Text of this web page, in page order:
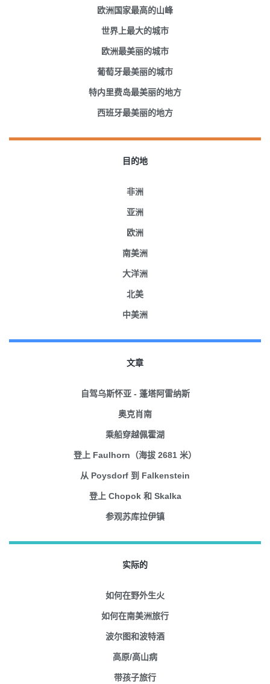
欧洲国家最高的山峰
世界上最大的城市
欧洲最美丽的城市
葡萄牙最美丽的城市
特内里费岛最美丽的地方
西班牙最美丽的地方
目的地
非洲
亚洲
欧洲
南美洲
大洋洲
北美
中美洲
文章
自驾乌斯怀亚 - 蓬塔阿雷纳斯
奥克肖南
乘船穿越佩霍湖
登上 Faulhorn（海拔 2681 米）
从 Poysdorf 到 Falkenstein
登上 Chopok 和 Skalka
参观苏库拉伊镇
实际的
如何在野外生火
如何在南美洲旅行
波尔图和波特酒
高原/高山病
带孩子旅行